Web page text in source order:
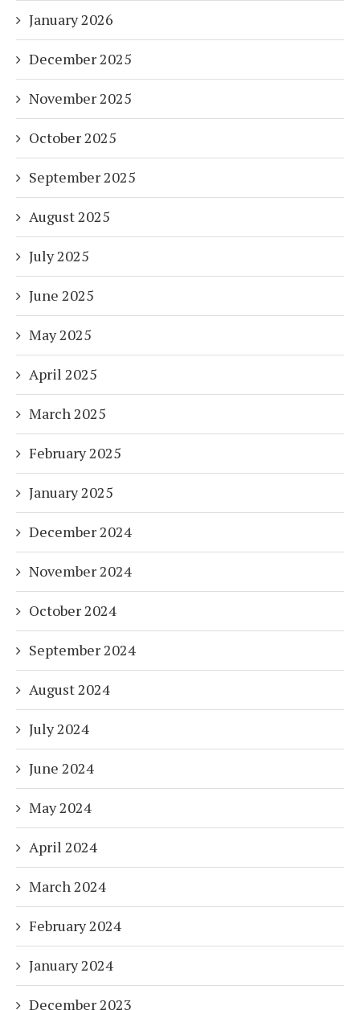
January 2026
December 2025
November 2025
October 2025
September 2025
August 2025
July 2025
June 2025
May 2025
April 2025
March 2025
February 2025
January 2025
December 2024
November 2024
October 2024
September 2024
August 2024
July 2024
June 2024
May 2024
April 2024
March 2024
February 2024
January 2024
December 2023